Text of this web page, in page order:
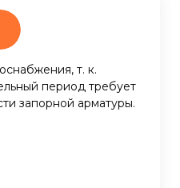
т. к.
период требует
запорной арматуры.